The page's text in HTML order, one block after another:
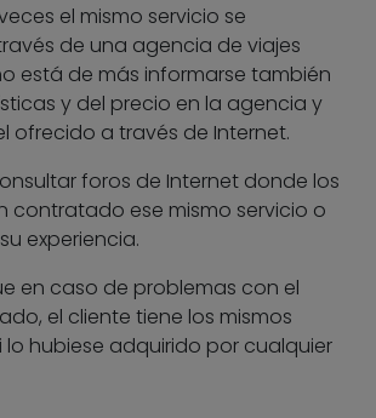
el mismo servicio se
de una agencia de viajes
está de más informarse también
y del precio en la agencia y
ofrecido a través de Internet.
foros de Internet donde los
contratado ese mismo servicio o
experiencia.
en caso de problemas con el
el cliente tiene los mismos
lo hubiese adquirido por cualquier